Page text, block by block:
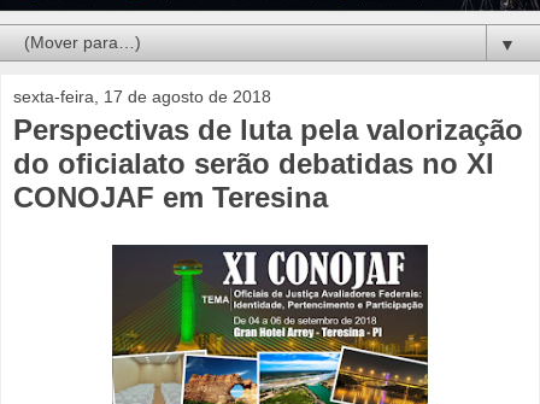
▼
sexta-feira, 17 de agosto de 2018
Perspectivas de luta pela valorização
do oficialato serão debatidas no XI
CONOJAF em Teresina